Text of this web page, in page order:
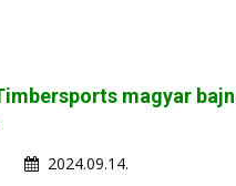
magyar
2024.09.14.